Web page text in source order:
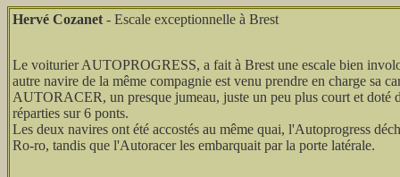
Hervé Cozanet - Escale exceptionnelle à Brest
Le voiturier AUTOPROGRESS, a fait à Brest une escale bien
autre navire de la même compagnie est venu prendre en charge sa
AUTORACER, un presque jumeau, juste un peu plus court et doté
réparties sur 6 ponts.
Les deux navires ont été accostés au même quai, l'Autoprogress
Ro-ro, tandis que l'Autoracer les embarquait par la porte latérale.